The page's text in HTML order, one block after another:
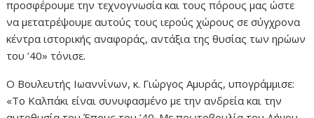
προσφέρουμε την τεχνογνωσία και τους πόρους μας ώστε
να μετατρέψουμε αυτούς τους ιερούς χώρους σε σύγχρονα
κέντρα ιστορικής αναφοράς, αντάξια της θυσίας των ηρώων
του ’40» τόνισε.
Ο Βουλευτής Ιωαννίνων, κ. Γιώργος Αμυράς, υπογράμμισε:
«Το Καλπάκι είναι συνυφασμένο με την ανδρεία και την